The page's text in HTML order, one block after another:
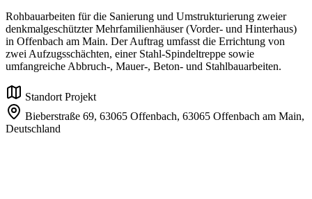
Rohbauarbeiten für die Sanierung und Umstrukturierung zweier
denkmalgeschützter Mehrfamilienhäuser (Vorder- und Hinterhaus)
in Offenbach am Main. Der Auftrag umfasst die Errichtung von
zwei Aufzugsschächten, einer Stahl-Spindeltreppe sowie
umfangreiche Abbruch-, Mauer-, Beton- und Stahlbauarbeiten.
Standort Projekt
Bieberstraße 69, 63065 Offenbach, 63065 Offenbach am Main,
Deutschland